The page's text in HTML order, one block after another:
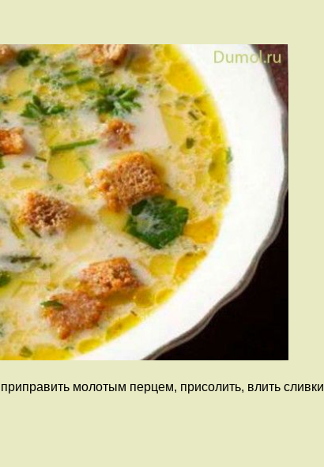
молотым перцем, присолить, влить